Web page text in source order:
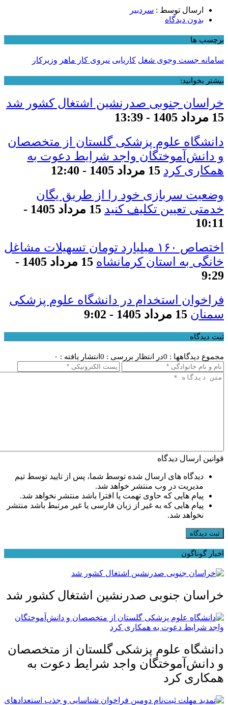
ارسال توسط : سردبیر
بدون دیدگاه
برچسب ها
سامانه جست وجوی شغل کاریابی نیروی کار ماهر وزیرکار
بیشتر بخوانید:
خراسان جنوبی صدرنشین اشتغال کشور شد
15 مرداد 1405 - 13:39
دانشگاه علوم پزشکی گلستان از متخصصان
و دانش‌آموختگان واجد شرایط دعوت به
همکاری کرد 15 مرداد 1405 - 12:40
وضعیت سربازی خود را از طریق یگان
خدمتی تعیین تکلیف کنید
15 مرداد 1405 -
10:11
اختصاص ۱۶۰ میلیارد تومان تسهیلات مشاغل
خانگی به استان کرمانشاه
15 مرداد 1405 -
9:29
فراخوان استخدام در دانشگاه علوم پزشکی
سمنان 15 مرداد 1405 - 9:02
ثبت دیدگاه
مجموع دیدگاهها : 0 در انتظار بررسی : 0 انتشار یافته : ۰
قوانین ارسال دیدگاه
دیدگاه های ارسال شده توسط شما، پس از تایید توسط تیم
مدیریت در وب منتشر خواهد شد.
پیام هایی که حاوی تهمت یا افترا باشد منتشر نخواهد شد.
پیام هایی که به غیر از زبان فارسی یا غیر مرتبط باشد منتشر
نخواهد شد.
ثبت دیدگاه
اخبار گوناگون
خراسان جنوبی صدرنشین اشتغال کشور شد
دانشگاه علوم پزشکی گلستان از متخصصان
و دانش‌آموختگان واجد شرایط دعوت به
همکاری کرد